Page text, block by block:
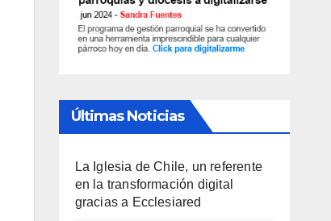
Últimas Noticias
La Iglesia de Chile, un referente
en la transformación digital
gracias a Ecclesiared